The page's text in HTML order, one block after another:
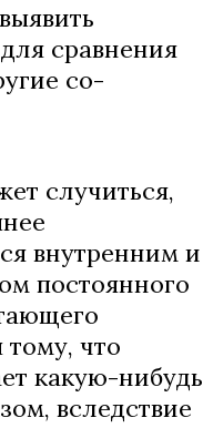
сравнения
со-
случиться,
внутренним и
постоянного
что
какую-нибудь
вследствие